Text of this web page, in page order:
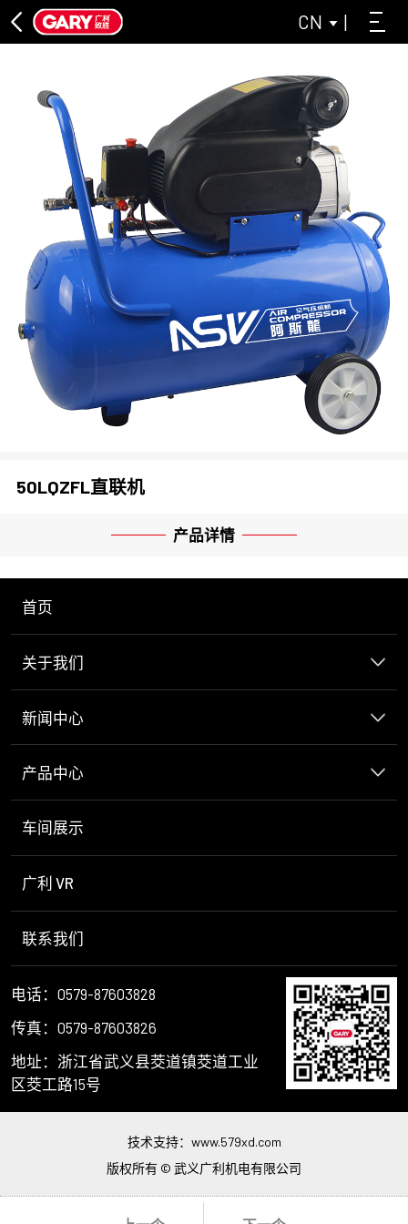
CN |
50LQZFL直联机
产品详情
首页
关于我们
新闻中心
产品中心
车间展示
广利 VR
联系我们
电话：0579-87603828
传真：0579-87603826
地址：浙江省武义县茭道镇茭道工业
区茭工路15号
技术支持： www.579xd.com
版权所有 © 武义广利机电有限公司
直联机系列
睐赛工业灰系列
无油机系列
睐赛无油机系列
阿斯龙无油机系列
皮带机系列
关闭